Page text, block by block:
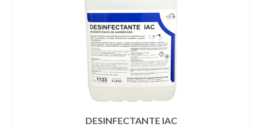
DESINFECTANTE IAC